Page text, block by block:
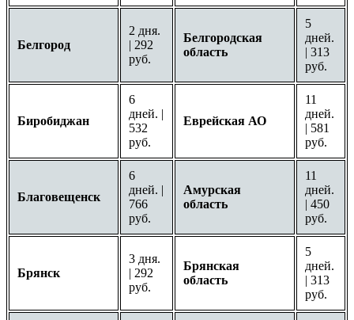
Белгород
2 дня.
| 292
руб.
Белгородская
область
5
дней.
| 313
руб.
Биробиджан
6
дней. |
532
руб.
Еврейская АО
11
дней.
| 581
руб.
Благовещенск
6
дней. |
766
руб.
Амурская
область
11
дней.
| 450
руб.
Брянск
3 дня.
| 292
руб.
Брянская
область
5
дней.
| 313
руб.